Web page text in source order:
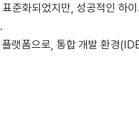
준화되었지만, 성공적인 하
랫폼으로, 통합 개발 환경